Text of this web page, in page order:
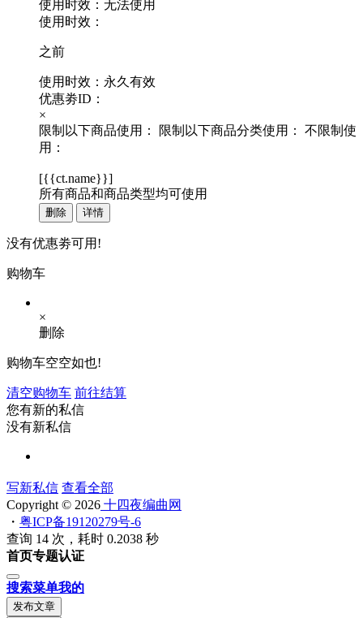
使用时效： 无法使用
使用时效：
之前
使用时效：永久有效
优惠劵ID：
×
限制以下商品使用：
限制以下商品分类使用：
不限制使
用：
[{{ct.name}}]
所有商品和商品类型均可使用
删除 详情
没有优惠劵可用!
购物车
×
删除
购物车空空如也!
清空购物车 前往结算
您有新的私信
没有新私信
写新私信 查看全部
Copyright © 2026 十四夜编曲网
・ 粤ICP备19120279号-6
查询 14 次，耗时 0.2038 秒
首页专题认证
搜索菜单我的
发布文章